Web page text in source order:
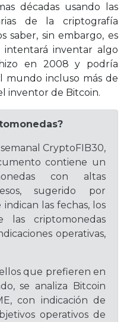
décadas usando las
de la criptografía
saber, sin embargo, es
inventar algo
en 2008 y podría
mundo incluso más de
inventor de Bitcoin.
CryptoFIB30,
contiene un
con altas
sugerido por
indican las fechas, los
las criptomonedas
operativas,
que prefieren en
se analiza Bitcoin
con indicación de
operativos de